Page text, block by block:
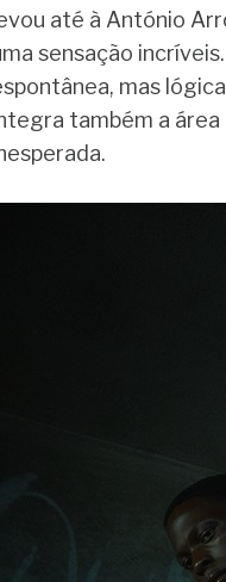
até à António
sensação
mas
também a